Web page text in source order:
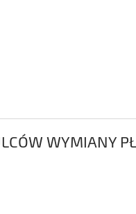
WYMIANY